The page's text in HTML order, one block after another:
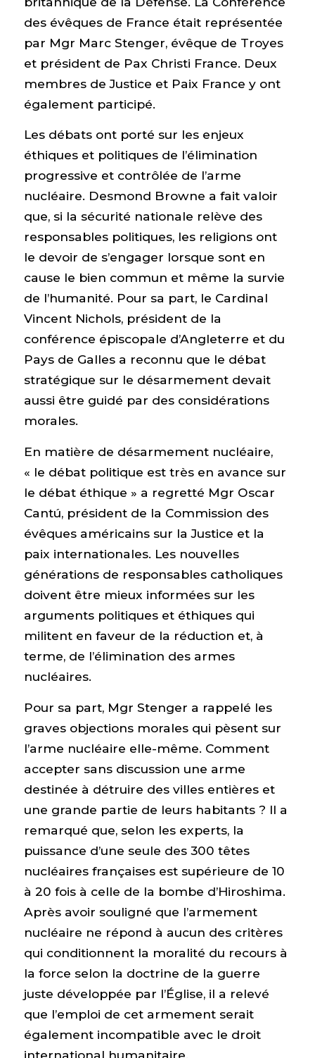
des évêques de France était représentée
par Mgr Marc Stenger, évêque de Troyes
et président de Pax Christi France. Deux
membres de Justice et Paix France y ont
également participé.
Les débats ont porté sur les enjeux
éthiques et politiques de l’élimination
progressive et contrôlée de l’arme
nucléaire. Desmond Browne a fait valoir
que, si la sécurité nationale relève des
responsables politiques, les religions ont
le devoir de s’engager lorsque sont en
cause le bien commun et même la survie
de l’humanité. Pour sa part, le Cardinal
Vincent Nichols, président de la
conférence épiscopale d’Angleterre et du
Pays de Galles a reconnu que le débat
stratégique sur le désarmement devait
aussi être guidé par des considérations
morales.
En matière de désarmement nucléaire,
« le débat politique est très en avance sur
le débat éthique » a regretté Mgr Oscar
Cantú, président de la Commission des
évêques américains sur la Justice et la
paix internationales. Les nouvelles
générations de responsables catholiques
doivent être mieux informées sur les
arguments politiques et éthiques qui
militent en faveur de la réduction et, à
terme, de l’élimination des armes
nucléaires.
Pour sa part, Mgr Stenger a rappelé les
graves objections morales qui pèsent sur
l’arme nucléaire elle-même. Comment
accepter sans discussion une arme
destinée à détruire des villes entières et
une grande partie de leurs habitants ? Il a
remarqué que, selon les experts, la
puissance d’une seule des 300 têtes
nucléaires françaises est supérieure de 10
à 20 fois à celle de la bombe d’Hiroshima.
Après avoir souligné que l’armement
nucléaire ne répond à aucun des critères
qui conditionnent la moralité du recours à
la force selon la doctrine de la guerre
juste développée par l’Église, il a relevé
que l’emploi de cet armement serait
également incompatible avec le droit
international humanitaire.